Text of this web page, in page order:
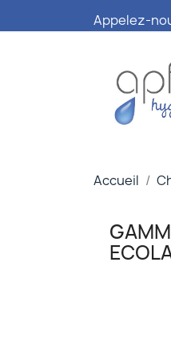
Appelez-
Accueil